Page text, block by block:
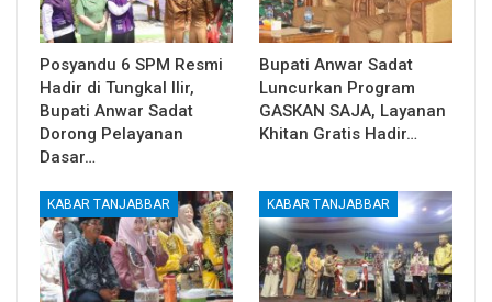
Posyandu 6 SPM Resmi
Hadir di Tungkal Ilir,
Bupati Anwar Sadat
Dorong Pelayanan
Dasar…
Bupati Anwar Sadat
Luncurkan Program
GASKAN SAJA, Layanan
Khitan Gratis Hadir…
KABAR TANJABBAR KABAR TANJABBAR